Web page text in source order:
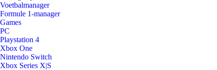
Voetbalmanager
Formule 1-manager
Games
PC
Playstation 4
Xbox One
Nintendo Switch
Xbox Series X|S